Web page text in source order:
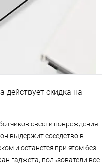
действует скидка на
свести повреждения
выдержит соседство в
и останется при этом без
гаджета, пользователи все